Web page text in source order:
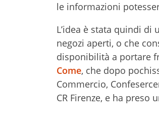
le informazioni
L’idea è stata quindi
negozi aperti, o che
disponibilità a portare
Come, che dopo
Commercio,
CR Firenze, e ha